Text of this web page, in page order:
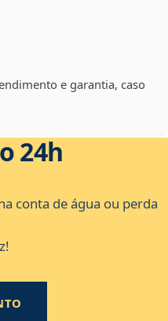
e garantia, caso
24h
conta de água ou perda